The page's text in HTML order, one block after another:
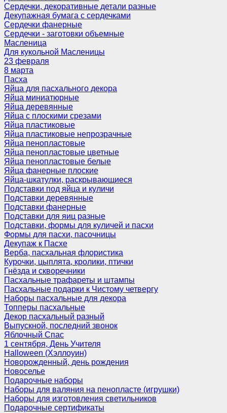
Сердечки, декоративные детали разные
Декупажная бумага с сердечками
Сердечки фанерные
Сердечки - заготовки объемные
Масленица
Для кукольной Масленицы
23 февраля
8 марта
Пасха
Яйца для пасхального декора
Яйца миниатюрные
Яйца деревянные
Яйца с плоскими срезами
Яйца пластиковые
Яйца пластиковые непрозрачные
Яйца пенопластовые
Яйца пенопластовые цветные
Яйца пенопластовые белые
Яйца фанерные плоские
Яйца-шкатулки, раскрывающиеся
Подставки под яйца и куличи
Подставки деревянные
Подставки фанерные
Подставки для яиц разные
Подставки, формы для куличей и пасхи
Формы для пасхи, пасочницы
Декупаж к Пасхе
Верба, пасхальная флористика
Курочки, цыплята, кролики, птички
Гнёзда и скворечники
Пасхальные трафареты и штампы
Пасхальные подарки к Чистому четвергу
Наборы пасхальные для декора
Топперы пасхальные
Декор пасхальный разный
Выпускной, последний звонок
Яблочный Спас
1 сентября, День Учителя
Halloween (Хэллоуин)
Новорожденный, день рождения
Новоселье
Подарочные наборы
Наборы для валяния на пенопласте (игрушки)
Наборы для изготовления светильников
Подарочные сертификаты